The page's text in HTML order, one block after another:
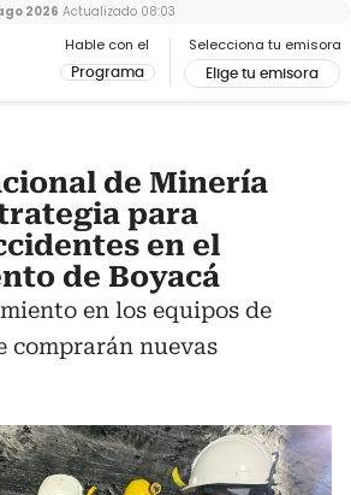
Hable con el
Programa
Selecciona tu emisora
Elige tu emisora
2026 Actualizado 08:03
de Minería
para
en el
de Boyacá
en los equipos de
comprarán nuevas